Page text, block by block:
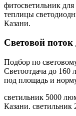
фитосветильник
теплицы
Казани.
Световой
Подбор по
Светоотдача до 160
под площадь и
светильник 5000
Казани.